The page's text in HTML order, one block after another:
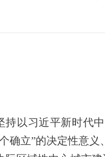
持以习近平新时代
确立”的决定性意义